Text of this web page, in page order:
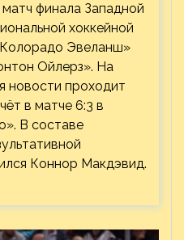
финала Западной
хоккейной
Эвеланш»
Ойлерз». На
новости проходит
в матче 6:3 в
В составе
Коннор Макдэвид.